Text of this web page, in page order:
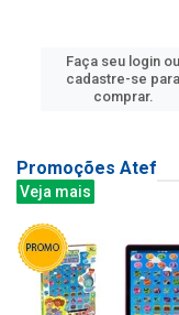
Faça seu login ou
cadastre-se para
comprar.
Promoções Atef
Veja mais